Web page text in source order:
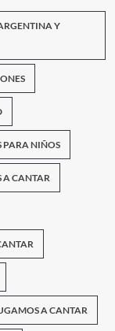
Y
PARA NIÑOS
A CANTAR
A CANTAR